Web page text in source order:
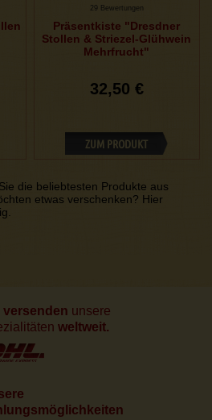
29 Bewertungen
Präsentkiste "Dresdner
Stollen & Striezel-Glühwein
Mehrfrucht"
32,50 €
ZUM PRODUKT
die beliebtesten Produkte aus
etwas verschenken? Hier
versenden unsere
weltweit.